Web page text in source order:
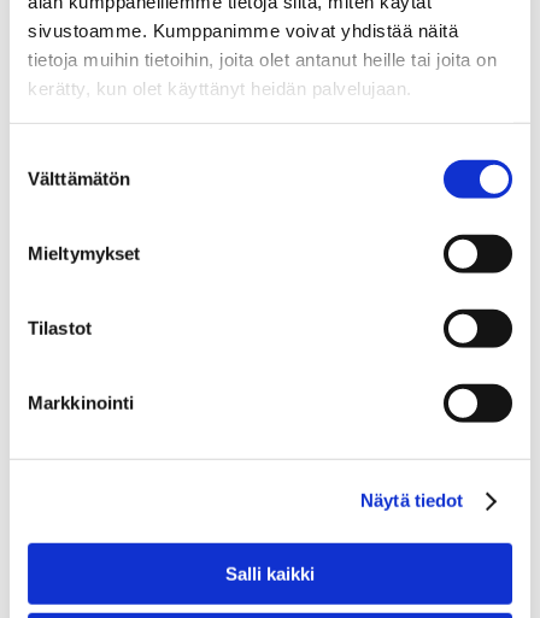
sivustoamme. Kumppanimme voivat yhdistää näitä
tietoja muihin tietoihin, joita olet antanut heille tai joita on
kerätty, kun olet käyttänyt heidän palvelujaan.
valinta
Välttämätön
Mieltymykset
Tilastot
Markkinointi
Näytä tiedot
Salli kaikki
Puhdas sisäilma on
terveyden ja
viihtyvyyden perusta
Ilmanvaihtojärjestelmän säännöllinen huolto säästää